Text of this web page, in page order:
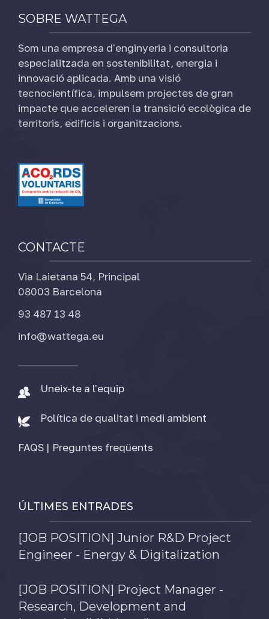
SOBRE WATTEGA
Som una empresa d'enginyeria i consultoria
especialitzada en sostenibilitat, energia i
innovació aplicada. Amb una visió
tecnocientífica, impulsem projectes de gran
impacte que acceleren la transició ecològica de
territoris, edificis i organitzacions.
CONTACTE
Via Laietana 54, Principal
08003 Barcelona
93 487 13 48
info@wattega.eu
Uneix-te a l'equip
Política de qualitat i medi ambient
FAQS | Preguntes freqüents
ÚLTIMES ENTRADES
[JOB POSITION] Junior R&D Project
Engineer - Energy & Digitalization
[JOB POSITION] Project Manager -
Research, Development and